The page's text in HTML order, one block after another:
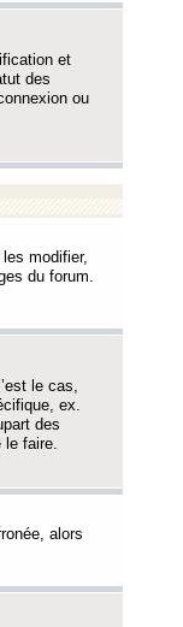
et
des
ou
modifier,
du forum.
le cas,
ex.
des
le faire.
alors